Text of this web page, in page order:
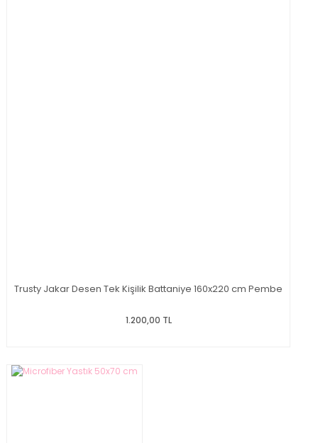
Trusty Jakar Desen Tek Kişilik Battaniye 160x220 cm Pembe
1.200,00 TL